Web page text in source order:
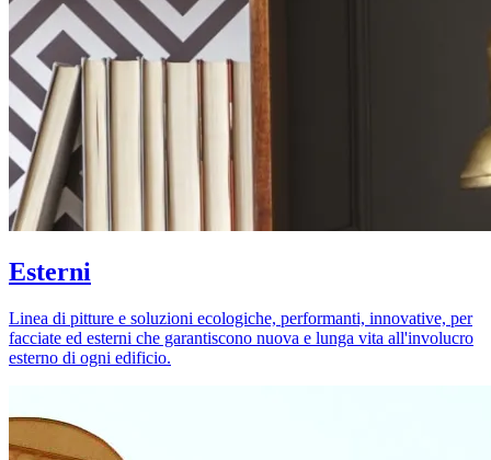
Esterni
Linea di pitture e soluzioni ecologiche, performanti, innovative, per
facciate ed esterni che garantiscono nuova e lunga vita all'involucro
esterno di ogni edificio.